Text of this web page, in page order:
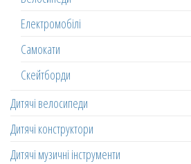
Електромобілі
Самокати
Скейтборди
Дитячі велосипеди
Дитячі конструктори
Дитячі музичні інструменти